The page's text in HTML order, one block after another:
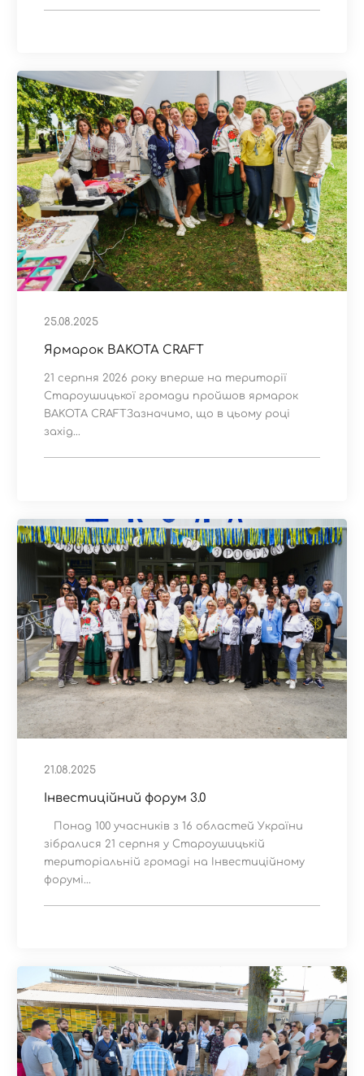
25.08.2025
Ярмарок BAKOTA CRAFT
21 серпня 2026 року вперше на території
Староушицької громади пройшов ярмарок
BAKOTA CRAFTЗазначимо, що в цьому році
захід...
21.08.2025
Інвестиційний форум 3.0
Понад 100 учасників з 16 областей України
зібралися 21 серпня у Староушицькій
територіальній громаді на Інвестиційному
форумі...